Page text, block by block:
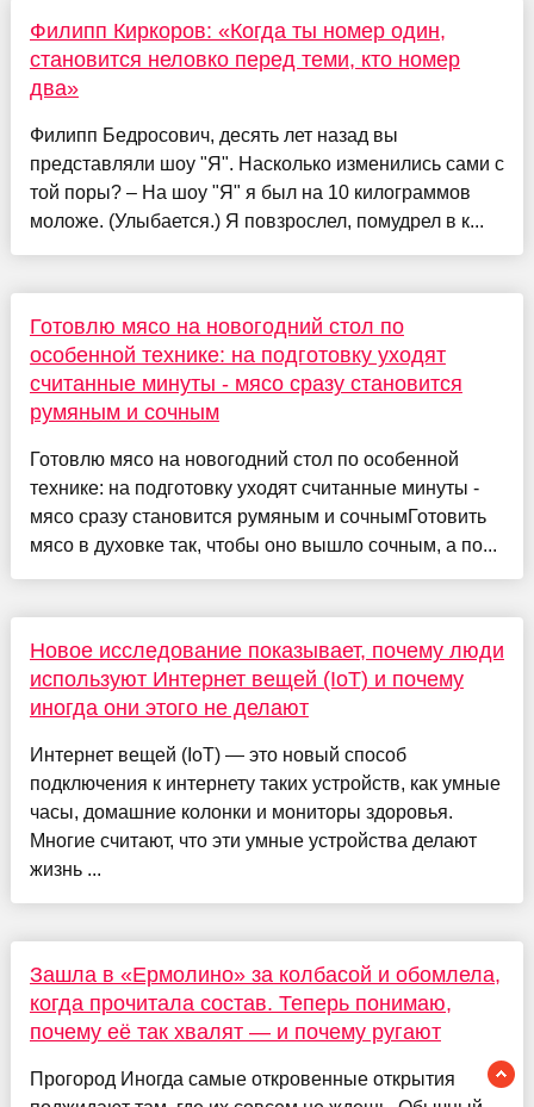
Филипп Киркоров: «Когда ты номер один,
становится неловко перед теми, кто номер
два»
Филипп Бедросович, десять лет назад вы
представляли шоу "Я". Насколько изменились сами с
той поры? – На шоу "Я" я был на 10 килограммов
моложе. (Улыбается.) Я повзрослел, помудрел в к...
Готовлю мясо на новогодний стол по
особенной технике: на подготовку уходят
считанные минуты - мясо сразу становится
румяным и сочным
Готовлю мясо на новогодний стол по особенной
технике: на подготовку уходят считанные минуты -
мясо сразу становится румяным и сочнымГотовить
мясо в духовке так, чтобы оно вышло сочным, а по...
Новое исследование показывает, почему люди
используют Интернет вещей (IoT) и почему
иногда они этого не делают
Интернет вещей (IoT) — это новый способ
подключения к интернету таких устройств, как умные
часы, домашние колонки и мониторы здоровья.
Многие считают, что эти умные устройства делают
жизнь ...
Зашла в «Ермолино» за колбасой и обомлела,
когда прочитала состав. Теперь понимаю,
почему её так хвалят — и почему ругают
Прогород Иногда самые откровенные открытия